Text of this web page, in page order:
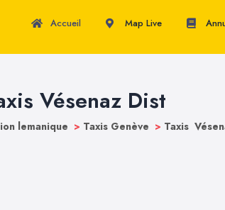
Accueil Map Live
Vésenaz Dist
lemanique > Taxis Genève > Taxis